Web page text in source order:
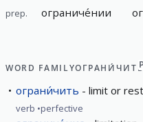
prep. ограниче́нии
WORD FAMILY
ограни́чить limit or
verb perfective